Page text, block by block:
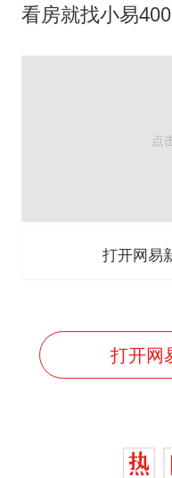
看房就找小易
打开网易
打开网